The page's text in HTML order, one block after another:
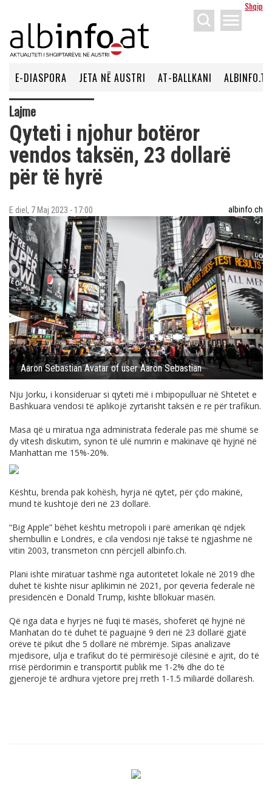
Shqip
menu
E-DIASPORA JETA NË AUSTRI AT-BALLKANI ALBINFO.TV
Lajme
Qyteti i njohur botëror
vendos taksën, 23 dollarë
për të hyrë
E diel, 7 Maj 2023 - 17:00 albinfo.ch
Aaron Sebastian Avatar of user Aaron Sebastian
Nju Jorku, i konsideruar si qyteti më i mbipopulluar në Shtetet e
Bashkuara vendosi të aplikojë zyrtarisht taksën e re për trafikun.
Masa që u miratua nga administrata federale pas më shumë se
dy vitesh diskutim, synon të ulë numrin e makinave që hyjnë në
Manhattan me 15%-20%.
Kështu, brenda pak kohësh, hyrja në qytet, për çdo makinë,
mund të kushtojë deri në 23 dollarë.
“Big Apple” bëhet kështu metropoli i parë amerikan që ndjek
shembullin e Londrës, e cila vendosi një taksë të ngjashme në
vitin 2003, transmeton cnn përcjell albinfo.ch.
Plani ishte miratuar tashmë nga autoritetet lokale në 2019 dhe
duhet të kishte nisur aplikimin në 2021, por qeveria federale në
presidencën e Donald Trump, kishte bllokuar masën.
Që nga data e hyrjes në fuqi të masës, shoferët që hyjnë në
Manhatan do të duhet të paguajnë 9 deri në 23 dollarë gjatë
orëve të pikut dhe 5 dollarë në mbrëmje. Sipas analizave
mjedisore, ulja e trafikut do të përmirësojë cilësinë e ajrit, do të
rrisë përdorimin e transportit publik me 1-2% dhe do të
gjenerojë të ardhura vjetore prej rreth 1-1.5 miliardë dollarësh.